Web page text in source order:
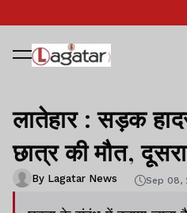
लातेहार : सड़क
छात्र की मौत,
By Lagatar News Sep 08,